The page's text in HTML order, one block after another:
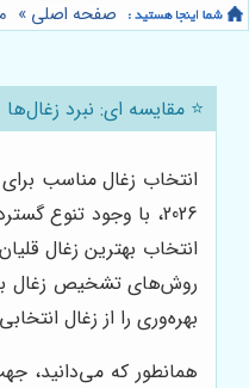
صفحه اصلی »
⭐️ مقایسه ای: نبرد
انتخاب زغال مناسب
2026، با وجود تنوع
انتخاب بهترین زغال
روش‌های تشخیص زغال
بهره‌وری را از زغال
همانطور که می‌دانید،